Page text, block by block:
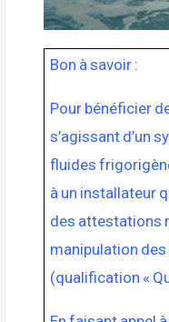
Bon à savoir :
Pour bénéficier
s’agissant d’un
fluides
à un installateur
des attestations
manipulation
(qualification «